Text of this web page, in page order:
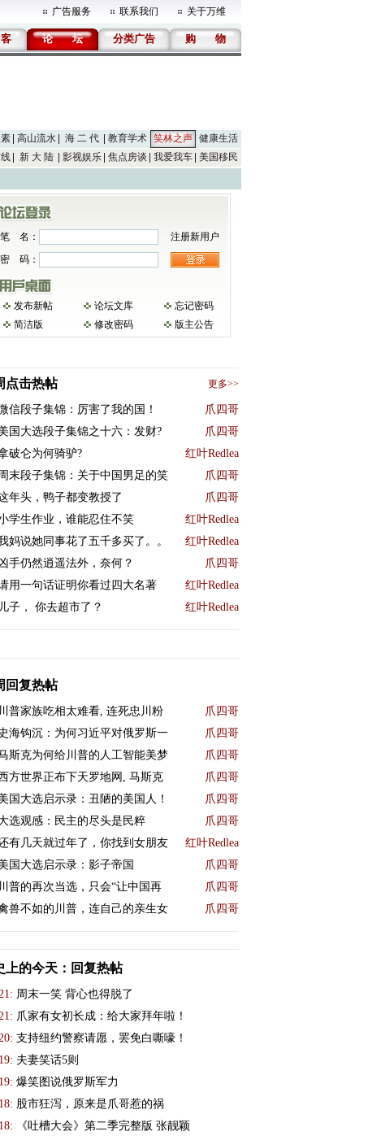
广告服务 联系我们 关于万维
客 论 坛 分类广告 购 物
高山流水 海 二 代 教育学术 笑林之声
健康生活
新 大 陆 影视娱乐 焦点房谈 我爱我车 美国移民
笔 名：
注册新用户
密 码：
发布新帖 论坛文库
忘记密码
简洁版
修改密码 版主公告
点击热帖 更多>>
信段子集锦：厉害了我的国！ 爪四哥
国大选段子集锦之十六：发财? 爪四哥
破仑为何骑驴? 红叶Redlea
末段子集锦：关于中国男足的笑 爪四哥
年头，鸭子都变教授了 爪四哥
学生作业，谁能忍住不笑 红叶Redlea
妈说她同事花了五千多买了。。 红叶Redlea
手仍然逍遥法外，奈何？ 爪四哥
用一句话证明你看过四大名著 红叶Redlea
儿子， 你去超市了？ 红叶Redlea
回复热帖
川普家族吃相太难看, 连死忠川粉 爪四哥
史海钩沉：为何习近平对俄罗斯一 爪四哥
斯克为何给川普的人工智能美梦 爪四哥
方世界正布下天罗地网, 马斯克 爪四哥
国大选启示录：丑陋的美国人！ 爪四哥
选观感：民主的尽头是民粹 爪四哥
有几天就过年了，你找到女朋友 红叶Redlea
国大选启示录：影子帝国 爪四哥
川普的再次当选，只会“让中国再 爪四哥
兽不如的川普，连自己的亲生女 爪四哥
上的今天：回复热帖
周末一笑 背心也得脱了
爪家有女初长成：给大家拜年啦！
支持纽约警察请愿，罢免白嘶嚎！
夫妻笑话5则
爆笑图说俄罗斯军力
股市狂泻，原来是爪哥惹的祸
《吐槽大会》第二季完整版 张靓颖